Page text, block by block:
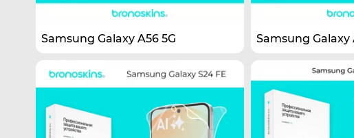
Samsung Galaxy A56 5G Samsung Galaxy